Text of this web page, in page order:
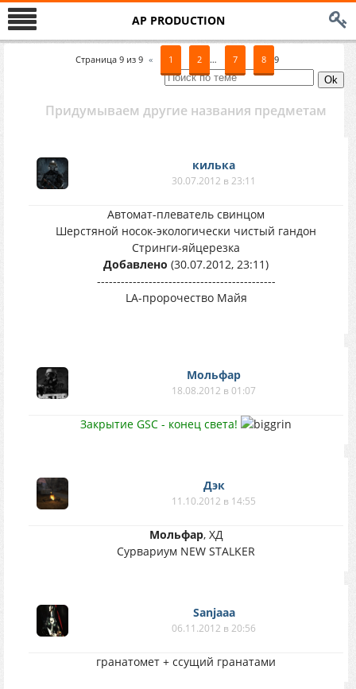
AP PRODUCTION
Страница 9из 9 « 1 2 … 7 8 9
Придумываем другие названия предметам
килька
30.07.2012 в 23:11
Автомат-плеватель свинцом
Шерстяной носок-экологически чистый гандон
Стринги-яйцерезка
Добавлено (30.07.2012, 23:11)
---------------------------------------------
LA-пророчество Майя
Мольфар
18.08.2012 в 01:07
Закрытие GSC - конец света!
Дэк
11.10.2012 в 14:55
Мольфар, ХД
Сурвариум NEW STALKER
Sanjaaa
06.11.2012 в 20:56
гранатомет + ссущий гранатами